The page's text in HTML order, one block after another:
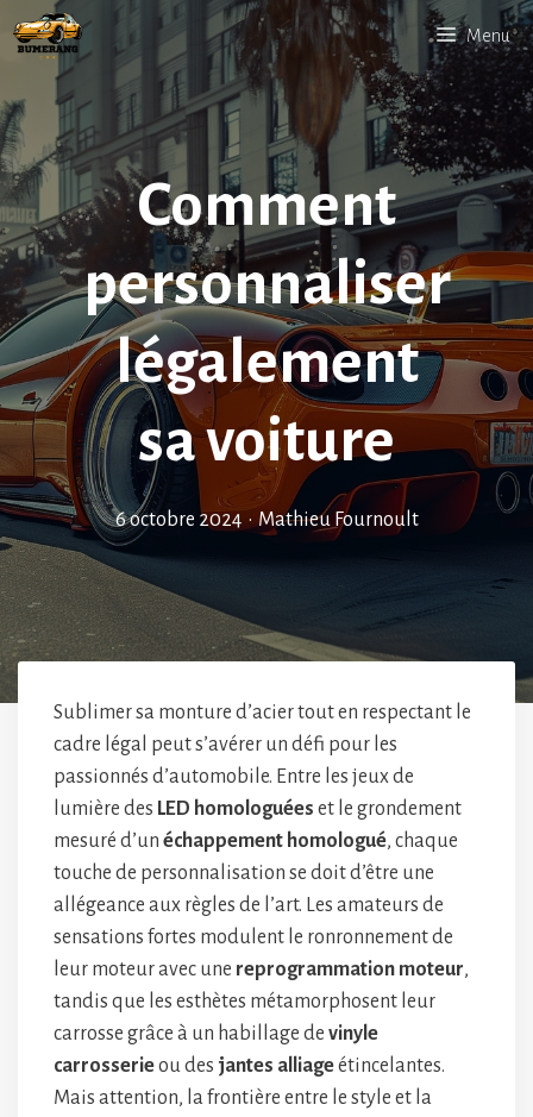
Aller
au
contenu
Menu
Comment
personnaliser
légalement
sa voiture
6 octobre 2024 • Mathieu Fournoult
Sublimer sa monture d’acier tout en respectant le
cadre légal peut s’avérer un défi pour les
passionnés d’automobile. Entre les jeux de
lumière des LED homologuées et le grondement
mesuré d’un échappement homologué, chaque
touche de personnalisation se doit d’être une
allégeance aux règles de l’art. Les amateurs de
sensations fortes modulent le ronronnement de
leur moteur avec une reprogrammation moteur,
tandis que les esthètes métamorphosent leur
carrosse grâce à un habillage de vinyle
carrosserieou des jantes alliageétincelantes.
Mais attention, la frontière entre le style et la